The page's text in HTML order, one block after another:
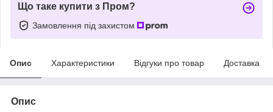
Що таке купити з Пром?
Замовлення під захистом
Опис Характеристики Відгуки про товар Доставка
Опис